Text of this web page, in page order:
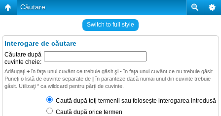
Căutare
Switch to full style
Interogare de căutare
Căutare după
cuvinte cheie:
Adăugaţi + în faţa unui cuvânt ce trebuie găsit şi - în faţa unui cuvânt ce nu trebuie găsit.
Puneţi o listă de cuvinte separate de | în paranteze dacă numai unul din cuvinte trebuie
găsit. Utilizaţi * ca wildcard pentru părţi de cuvinte.
Caută după toţi termenii sau foloseşte interogarea introdusă
Caută după orice termen